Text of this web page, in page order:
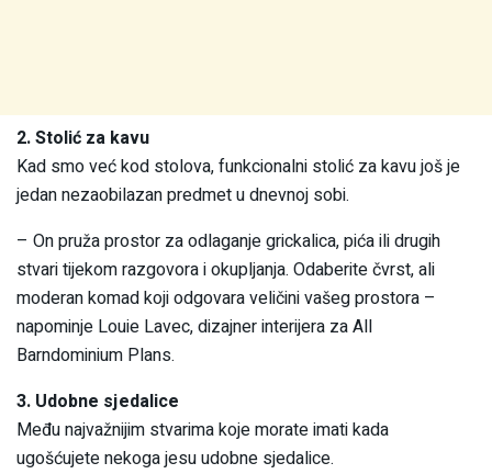
2. Stolić za kavu
Kad smo već kod stolova, funkcionalni stolić za kavu još je
jedan nezaobilazan predmet u dnevnoj sobi.
– On pruža prostor za odlaganje grickalica, pića ili drugih
stvari tijekom razgovora i okupljanja. Odaberite čvrst, ali
moderan komad koji odgovara veličini vašeg prostora –
napominje Louie Lavec, dizajner interijera za All
Barndominium Plans.
3. Udobne sjedalice
Među najvažnijim stvarima koje morate imati kada
ugošćujete nekoga jesu udobne sjedalice.